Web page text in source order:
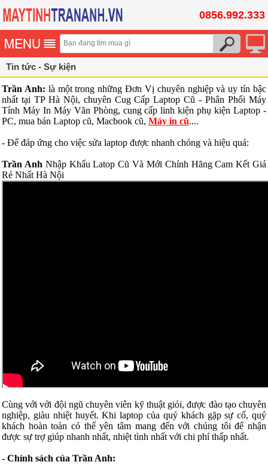
0856.992.333
Tin tức - Sự kiện
Trần Anh: là một trong những Đơn Vị chuyên nghiệp và uy tín bậc
nhất tại TP Hà Nội, chuyên Cug Cấp Laptop Cũ - Phân Phối Máy
Tính Máy In Máy Văn Phòng, cung cấp linh kiện phụ kiện Laptop -
PC, mua bán Laptop cũ, Macbook cũ, Máy in cũ....
- Để đáp ứng cho việc sửa laptop được nhanh chóng và hiệu quả:
Trần Anh Nhập Khẩu Latop Cũ Và Mới Chính Hãng Cam Kết Giá
Rẻ Nhất Hà Nội
Cùng với với đội ngũ chuyên viên kỹ thuật giỏi, được đào tạo chuyên
nghiệp, giàu nhiệt huyết. Khi laptop của quý khách gặp sự cố, quý
khách hoàn toàn có thể yên tâm mang đến với chúng tôi để nhận
được sự trợ giúp nhanh nhất, nhiệt tình nhất với chi phí thấp nhất.
- Chính sách của Trần Anh: